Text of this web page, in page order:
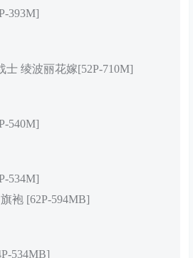
393M]
士 绫波丽花嫁[52P-710M]
540M]
534M]
袍 [62P-594MB]
534MB]